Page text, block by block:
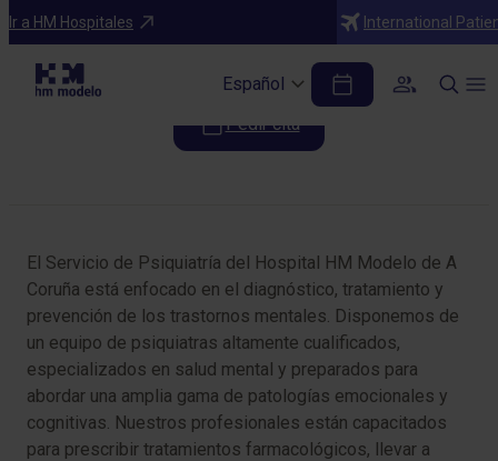
Ir a HM Hospitales International
Español
Especialidades
Psiquiatría
Pedir cita
El Servicio de Psiquiatría del Hospital HM Modelo de A
Coruña está enfocado en el diagnóstico, tratamiento y
prevención de los trastornos mentales. Disponemos de
un equipo de psiquiatras altamente cualificados,
especializados en salud mental y preparados para
abordar una amplia gama de patologías emocionales y
cognitivas. Nuestros profesionales están capacitados
para prescribir tratamientos farmacológicos, llevar a